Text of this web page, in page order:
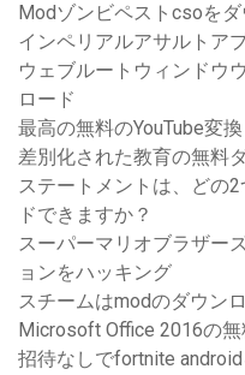
Modゾンビペストcsoを
インペリアルアサルトア
ウェブルートウィンドウ
ロード
最高の無料のYouTube変
差別化された教育の無料
ステートメントは、どの
ドできますか？
スーパーマリオブラザー
ョンをハッキング
スチームはmodのダウン
Microsoft Office 2016の
招待なしでfortnite